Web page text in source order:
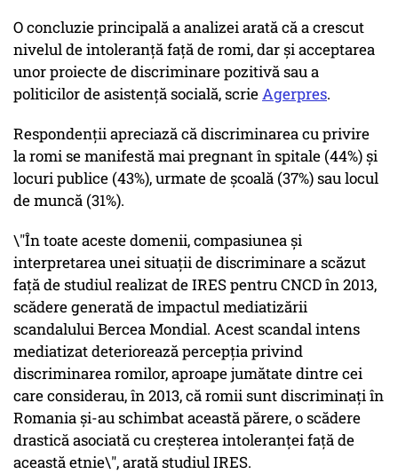
O concluzie principală a analizei arată că a crescut
nivelul de intoleranță față de romi, dar și acceptarea
unor proiecte de discriminare pozitivă sau a
politicilor de asistență socială, scrieAgerpres.
Respondenții apreciază că discriminarea cu privire
la romi se manifestă mai pregnant în spitale (44%) și
locuri publice (43%), urmate de școală (37%) sau locul
de muncă (31%).
\"În toate aceste domenii, compasiunea și
interpretarea unei situații de discriminare a scăzut
față de studiul realizat de IRES pentru CNCD în 2013,
scădere generată de impactul mediatizării
scandalului Bercea Mondial. Acest scandal intens
mediatizat deteriorează percepția privind
discriminarea romilor, aproape jumătate dintre cei
care considerau, în 2013, că romii sunt discriminați în
Romania și-au schimbat această părere, o scădere
drastică asociată cu creșterea intoleranței față de
această etnie\", arată studiul IRES.